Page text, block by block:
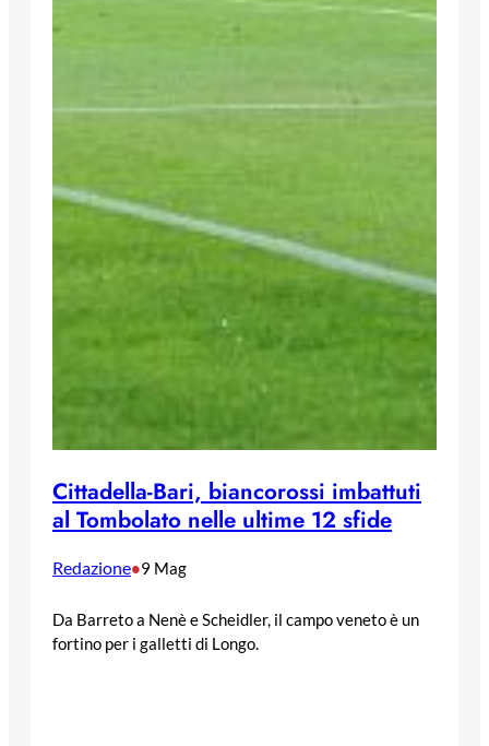
Cittadella-Bari, biancorossi imbattuti
al Tombolato nelle ultime 12 sfide
Redazione•9 Mag
Da Barreto a Nenè e Scheidler, il campo veneto è un
fortino per i galletti di Longo.